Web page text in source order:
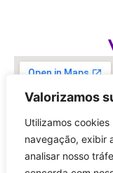
Valorizamos
Utilizamos
navegação, exibir
analisar nosso